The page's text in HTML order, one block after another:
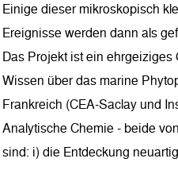
Einige dieser mikroskopisch
Ereignisse werden dann als
Das Projekt ist ein
Wissen über das marine
Frankreich (CEA-Saclay und
Analytische Chemie - beide
sind: i) die Entdeckung